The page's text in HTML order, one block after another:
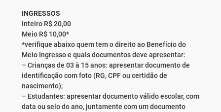
INGRESSOS
Inteiro R$ 20,00
Meio R$ 10,00*
*verifique abaixo quem tem o direito ao Benefício do
Meio Ingresso e quais documentos deve apresentar:
– Crianças de 03 à 15 anos: apresentar documento de
identificação com foto (RG, CPF ou certidão de
nascimento);
– Estudantes: apresentar documento válido escolar, com
data ou selo do ano, juntamente com um documento